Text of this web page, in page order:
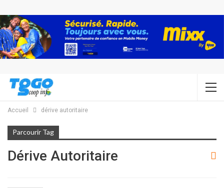
Accueil dérive autoritaire
Parcourir Tag
Dérive Autoritaire